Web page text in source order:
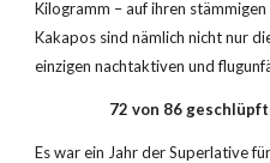
Kilogramm – auf ihren
Kakapos sind nämlich nicht nur
einzigen nachtaktiven und
72 von 86
Es war ein Jahr der Superlative